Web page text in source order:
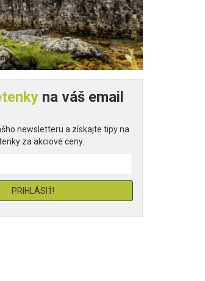
na váš email
newsletteru a získajte tipy na
za akciové ceny.